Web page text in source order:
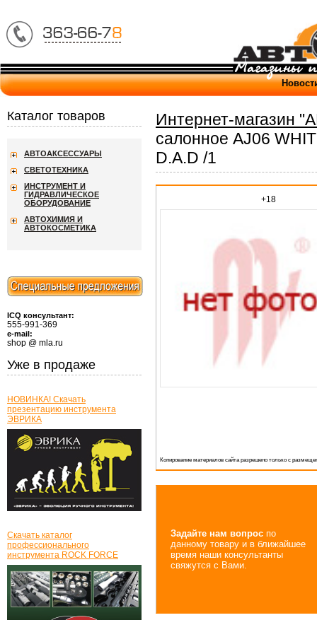
Интернет-магазин
салонное AJ06
D.A.D /1
+18
Копирование материалов сайта разрешено только с
Задайте нам вопрос по
данному товару и в ближайшее
время наши консультанты
свяжутся с Вами.
Каталог товаров
АВТОАКСЕССУАРЫ
СВЕТОТЕХНИКА
ИНСТРУМЕНТ И
ГИДРАВЛИЧЕСКОЕ
ОБОРУДОВАНИЕ
АВТОХИМИЯ И
АВТОКОСМЕТИКА
ICQ консультант:
555-991-369
e-mail:
shop @ mla.ru
Уже в продаже
НОВИНКА! Скачать
презентацию инструмента
ЭВРИКА
Скачать каталог
профессионального
инструмента ROCK FORCE